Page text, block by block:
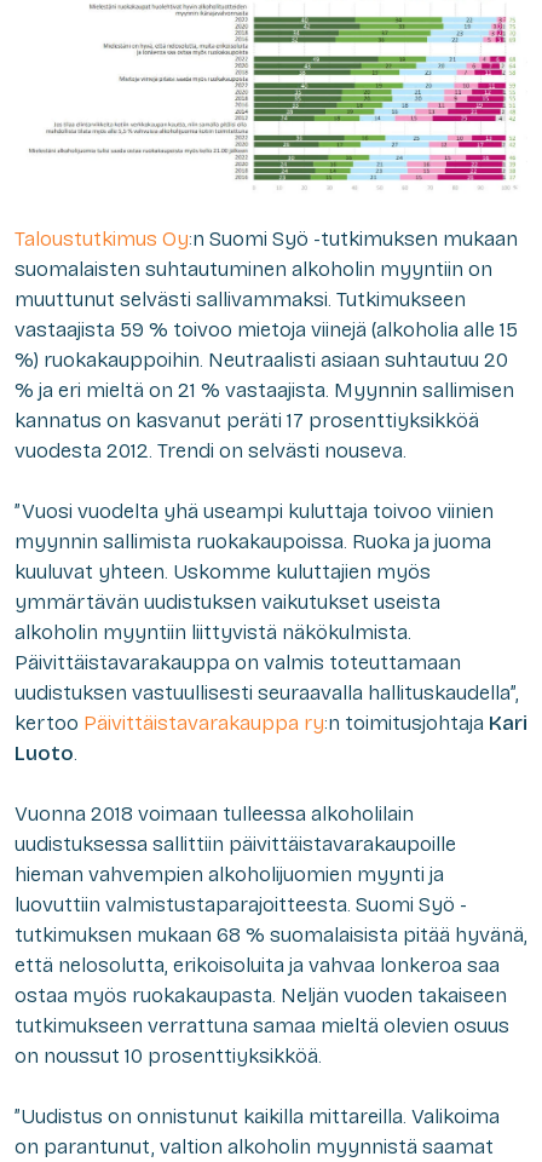
Taloustutkimus Oy:n Suomi Syö -tutkimuksen mukaan
suomalaisten suhtautuminen alkoholin myyntiin on
muuttunut selvästi sallivammaksi. Tutkimukseen
vastaajista 59 % toivoo mietoja viinejä (alkoholia alle 15
%) ruokakauppoihin. Neutraalisti asiaan suhtautuu 20
% ja eri mieltä on 21 % vastaajista. Myynnin sallimisen
kannatus on kasvanut peräti 17 prosenttiyksikköä
vuodesta 2012. Trendi on selvästi nouseva.
”Vuosi vuodelta yhä useampi kuluttaja toivoo viinien
myynnin sallimista ruokakaupoissa. Ruoka ja juoma
kuuluvat yhteen. Uskomme kuluttajien myös
ymmärtävän uudistuksen vaikutukset useista
alkoholin myyntiin liittyvistä näkökulmista.
Päivittäistavarakauppa on valmis toteuttamaan
uudistuksen vastuullisesti seuraavalla hallituskaudella”,
kertoo Päivittäistavarakauppa ry:n toimitusjohtaja Kari
Luoto.
Vuonna 2018 voimaan tulleessa alkoholilain
uudistuksessa sallittiin päivittäistavarakaupoille
hieman vahvempien alkoholijuomien myynti ja
luovuttiin valmistustaparajoitteesta. Suomi Syö -
tutkimuksen mukaan 68 % suomalaisista pitää hyvänä,
että nelosolutta, erikoisoluita ja vahvaa lonkeroa saa
ostaa myös ruokakaupasta. Neljän vuoden takaiseen
tutkimukseen verrattuna samaa mieltä olevien osuus
on noussut 10 prosenttiyksikköä.
”Uudistus on onnistunut kaikilla mittareilla. Valikoima
on parantunut, valtion alkoholin myynnistä saamat